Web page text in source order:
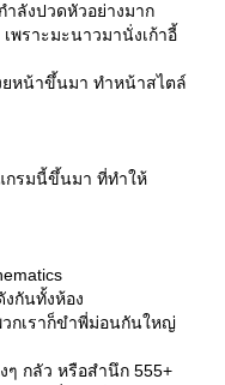
ลังปวดหัวอย่างมาก
เพราะมะนาวมานั่งเก้าอี้
ยหน้าขึ้นมา ทำหน้าสไตล์
กรมนี้ขึ้นมา ที่ทำให้
งกันทั้งห้อง
กเราก็ขำพี่ม่อนกันใหญ่
กลัว หรือสำนึก 555+